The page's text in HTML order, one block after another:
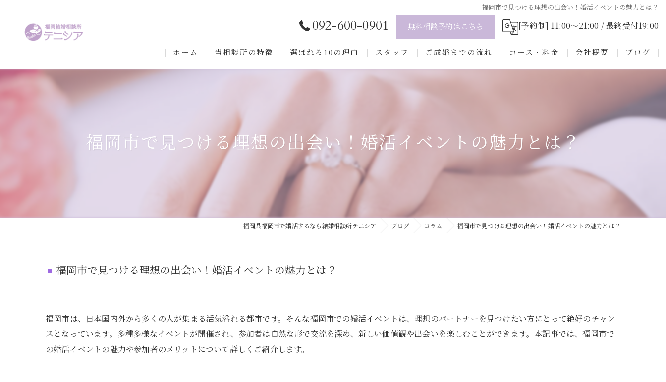
福岡市で見つける理想の出会い！婚活イベントの魅力とは？
092-600-0901 無料相談予約はこちら [予約制] 11:00～21:00 / 最終受付19:00
ホーム 当相談所の特徴
年代別の魅力
シングルファザー
パーソナルカラー診断
選ばれる10の理由 スタッフ ご成婚までの流れ
結婚準備サポート
コース・料金 会社概要 ブログ
福岡市で見つける理想の出会い！婚活イベントの魅力とは？
福岡県福岡市で婚活するなら結婚相談所テニシア ブログ コラム 福岡市で見つける理想の出会い！婚活イベントの魅力とは？
福岡市で見つける理想の出会い！婚活イベントの魅力とは？
福岡市は、日本国内外から多くの人が集まる活気溢れる都市です。そんな福岡市での婚活イベントは、理想のパートナーを見つけたい方にとって絶好のチャン
スとなっています。多種多様なイベントが開催され、参加者は自然な形で交流を深め、新しい価値観や出会いを楽しむことができます。本記事では、福岡市で
の婚活イベントの魅力や参加者のメリットについて詳しくご紹介します。